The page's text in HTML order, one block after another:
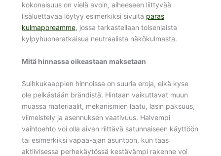
kokonaisuus on vielä avoin, aiheeseen liittyvää
lisäluettavaa löytyy esimerkiksi sivulta paras
kulmaporeamme, jossa tarkastellaan toisenlaista
kylpyhuoneratkaisua neutraalista näkökulmasta.
Mitä hinnassa oikeastaan maksetaan
Suihkukaappien hinnoissa on suuria eroja, eikä kyse
ole pelkästään brändistä. Hintaan vaikuttavat muun
muassa materiaalit, mekanismien laatu, lasin paksuus,
viimeistely ja asennuksen vaativuus. Halvempi
vaihtoehto voi olla aivan riittävä satunnaiseen käyttöön
tai esimerkiksi vapaa-ajan asuntoon, kun taas
aktiivisessa perhekäytössä kestävämpi rakenne voi